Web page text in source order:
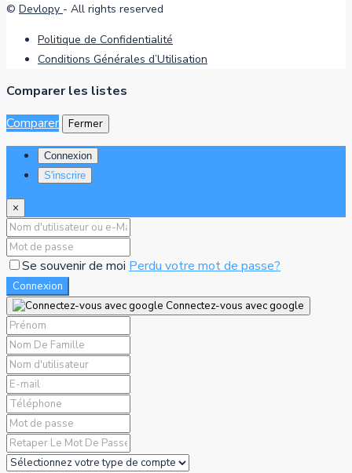
© Devlopy - All rights reserved
Politique de Confidentialité
Conditions Générales d’Utilisation
Comparer les listes
Comparer
Fermer
Connexion
S'inscrire
×
Se souvenir de moi Perdu votre mot de passe?
Connexion
Connectez-vous avec google